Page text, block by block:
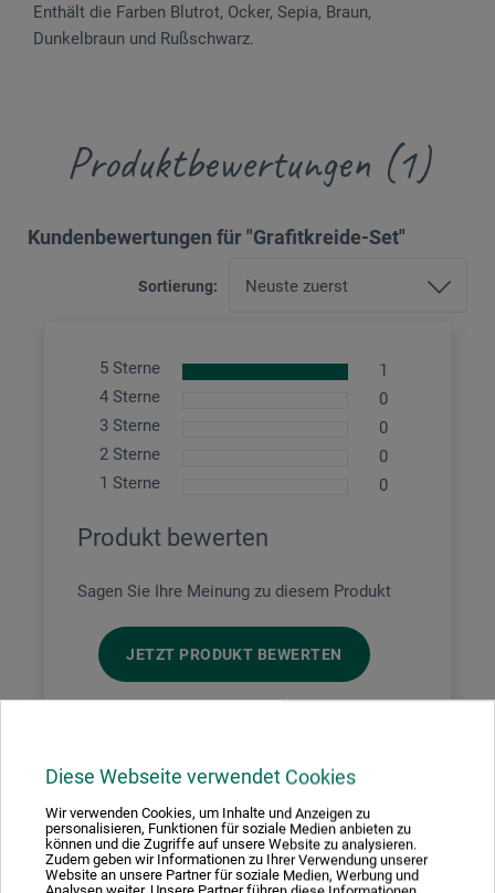
Diese Webseite verwendet Cookies
Wir verwenden Cookies, um Inhalte und Anzeigen zu
personalisieren, Funktionen für soziale Medien anbieten zu
können und die Zugriffe auf unsere Website zu analysieren.
Zudem geben wir Informationen zu Ihrer Verwendung unserer
Website an unsere Partner für soziale Medien, Werbung und
Enthält die Farben Blutrot, Ocker, Sepia, Braun,
Dunkelbraun und Rußschwarz.
Produktbewertungen (1)
Kundenbewertungen für "Grafitkreide-Set"
Sortierung:
5 Sterne
1
4 Sterne
0
3 Sterne
0
2 Sterne
0
1 Sterne
0
Produkt bewerten
Sagen Sie Ihre Meinung zu diesem Produkt
JETZT PRODUKT BEWERTEN
einfach nur klasse
Produkt: Art Graf Zeichenkreide 6-er - Set Farben wasservermalbar
Verwende ich sehr gerne für abstrakte Aktskizzen. Die
Farbflächen entweder am Ende anfeuchten oder die Striche
und Flächen auf feuchten Malgrund setzen. Durch die